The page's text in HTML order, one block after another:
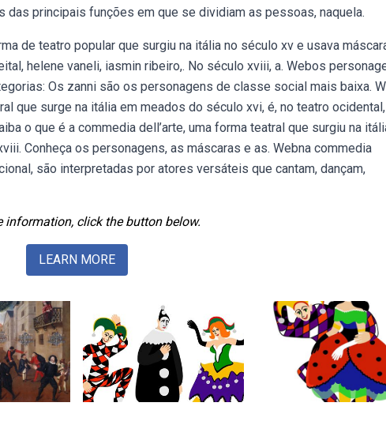
principais funções em que se dividiam as pessoas, naquela.
de teatro popular que surgiu na itália no século xv e usava
helene vaneli, iasmin ribeiro,. No século xviii, a. Webos
Os zanni são os personagens de classe social mais baixa.
que surge na itália em meados do século xvi, é, no teatro
o que é a commedia dell’arte, uma forma teatral que surgiu na
Conheça os personagens, as máscaras e as. Webna commedia
são interpretadas por atores versáteis que cantam, dançam,
information, click the button below.
LEARN MORE